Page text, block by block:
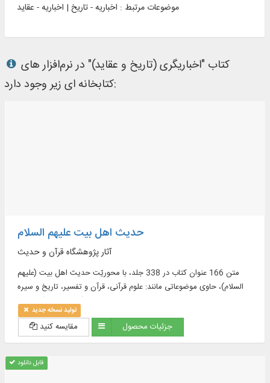
موضوعات مرتبط : اخباریه - تاریخ | اخباریه - عقاید
کتاب "اخباریگری (تاریخ و عقاید)" در نرم‌افزار های
کتابخانه ای زیر وجود دارد:
حدیث اهل بیت علیهم السلام
آثار پژوهشگاه قرآن و حدیث
متن 166 عنوان کتاب در 338 جلد، با محوریّت حدیث اهل بیت (علیهم
السلام)، حاوی موضوعاتی مانند: علوم قرآنی، قرآن و تفسیر، تاریخ و سیره
تولید نسخه جدید
مقایسه کنید جزئیات محصول
قابل دانلود